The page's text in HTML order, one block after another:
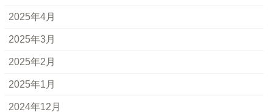
2025年4月
2025年3月
2025年2月
2025年1月
2024年12月